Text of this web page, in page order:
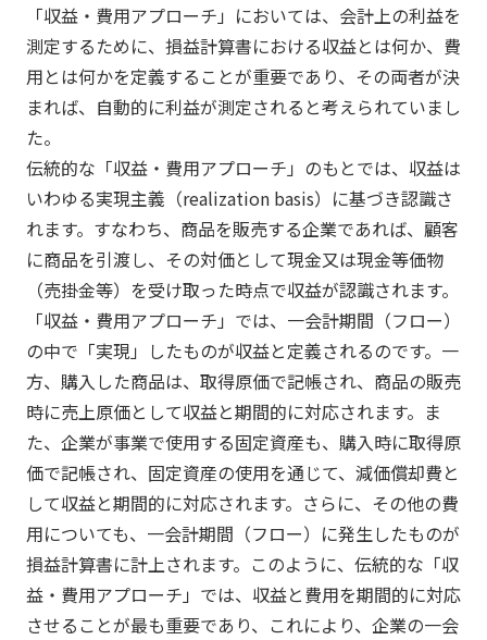
「収益・費用アプローチ」においては、会計上の利益を
測定するために、損益計算書における収益とは何か、費
用とは何かを定義することが重要であり、その両者が決
まれば、自動的に利益が測定されると考えられていまし
た。
伝統的な「収益・費用アプローチ」のもとでは、収益は
いわゆる実現主義（realization basis）に基づき認識さ
れます。すなわち、商品を販売する企業であれば、顧客
に商品を引渡し、その対価として現金又は現金等価物
（売掛金等）を受け取った時点で収益が認識されます。
「収益・費用アプローチ」では、一会計期間（フロー）
の中で「実現」したものが収益と定義されるのです。一
方、購入した商品は、取得原価で記帳され、商品の販売
時に売上原価として収益と期間的に対応されます。ま
た、企業が事業で使用する固定資産も、購入時に取得原
価で記帳され、固定資産の使用を通じて、減価償却費と
して収益と期間的に対応されます。さらに、その他の費
用についても、一会計期間（フロー）に発生したものが
損益計算書に計上されます。このように、伝統的な「収
益・費用アプローチ」では、収益と費用を期間的に対応
させることが最も重要であり、これにより、企業の一会